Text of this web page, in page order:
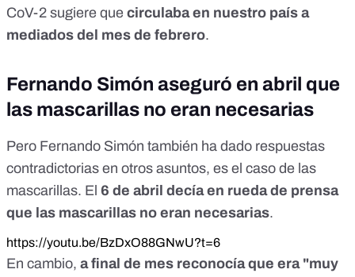
CoV-2 sugiere que circulaba en nuestro país a
mediados del mes de febrero.
Fernando Simón aseguró en abril que
las mascarillas no eran necesarias
Pero Fernando Simón también ha dado respuestas
contradictorias en otros asuntos, es el caso de las
mascarillas. El 6 de abril decía en rueda de prensa
que las mascarillas no eran necesarias.
https://youtu.be/BzDxO88GNwU?t=6
En cambio, a final de mes reconocía que era "muy